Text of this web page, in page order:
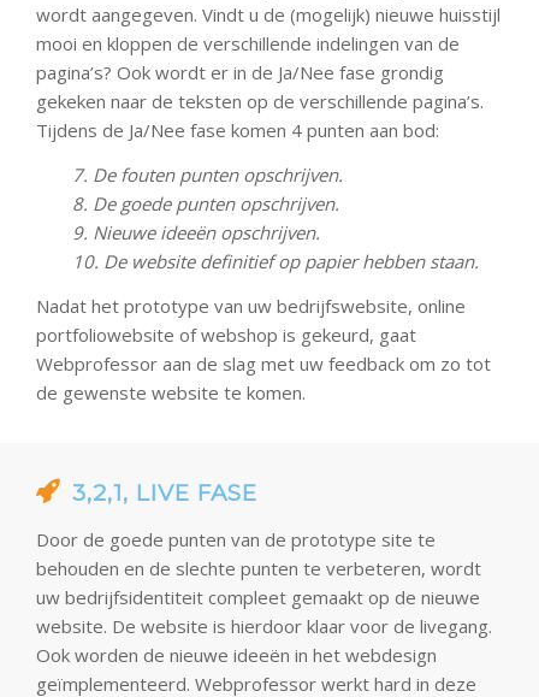
wordt aangegeven. Vindt u de (mogelijk) nieuwe huisstijl
mooi en kloppen de verschillende indelingen van de
pagina’s? Ook wordt er in de Ja/Nee fase grondig
gekeken naar de teksten op de verschillende pagina’s.
Tijdens de Ja/Nee fase komen 4 punten aan bod:
7. De fouten punten opschrijven.
8. De goede punten opschrijven.
9. Nieuwe ideeën opschrijven.
10. De website definitief op papier hebben staan.
Nadat het prototype van uw bedrijfswebsite, online
portfoliowebsite of webshop is gekeurd, gaat
Webprofessor aan de slag met uw feedback om zo tot
de gewenste website te komen.
3,2,1, LIVE FASE
Door de goede punten van de prototype site te
behouden en de slechte punten te verbeteren, wordt
uw bedrijfsidentiteit compleet gemaakt op de nieuwe
website. De website is hierdoor klaar voor de livegang.
Ook worden de nieuwe ideeën in het webdesign
geïmplementeerd. Webprofessor werkt hard in deze